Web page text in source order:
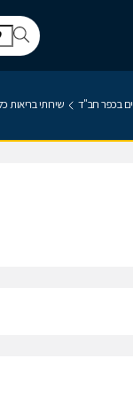
בכפר חב"ד שירותי בריאות